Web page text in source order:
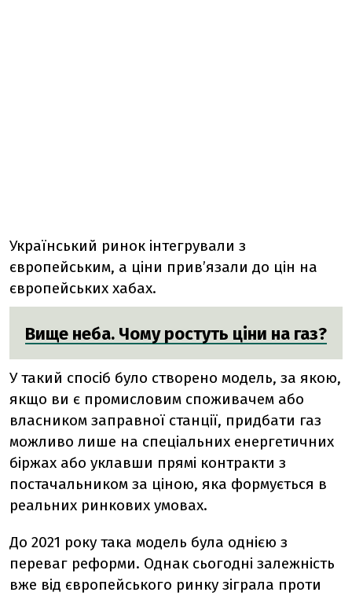
Український ринок інтегрували з
європейським, а ціни прив’язали до цін на
європейських хабах.
Вище неба. Чому ростуть ціни на газ?
У такий спосіб було створено модель, за якою,
якщо ви є промисловим споживачем або
власником заправної станції, придбати газ
можливо лише на спеціальних енергетичних
біржах або уклавши прямі контракти з
постачальником за ціною, яка формується в
реальних ринкових умовах.
До 2021 року така модель була однією з
переваг реформи. Однак сьогодні залежність
вже від європейського ринку зіграла проти